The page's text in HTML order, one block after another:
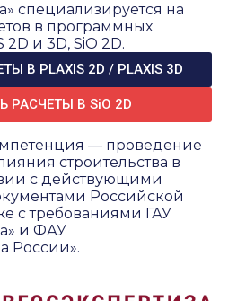
специализируется на
в программных
2D и 3D, SiO 2D.
В PLAXIS 2D / PLAXIS 3D
РАСЧЕТЫ В SiO 2D
— проведение
строительства в
с действующими
Российской
с требованиями ГАУ
и ФАУ
России».